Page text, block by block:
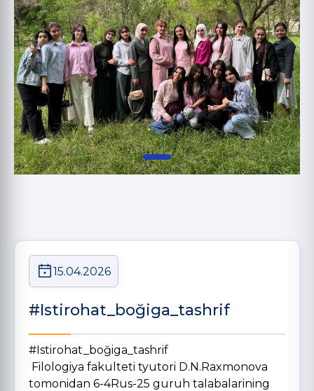
15.04.2026
#Istirohat_boğiga_tashrif
#Istirohat_boğiga_tashrif
Filologiya fakulteti tyutori D.N.Raxmonova
tomonidan 6-4Rus-25 guruh talabalarining